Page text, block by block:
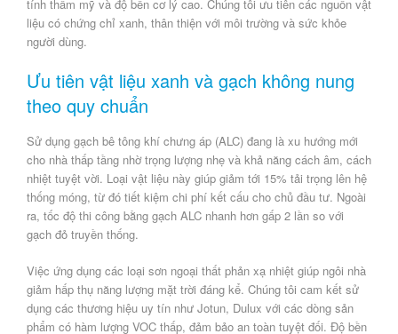
tính thẩm mỹ và độ bền cơ lý cao. Chúng tôi ưu tiên các nguồn vật
liệu có chứng chỉ xanh, thân thiện với môi trường và sức khỏe
người dùng.
Ưu tiên vật liệu xanh và gạch không nung
theo quy chuẩn
Sử dụng gạch bê tông khí chưng áp (ALC) đang là xu hướng mới
cho nhà thấp tầng nhờ trọng lượng nhẹ và khả năng cách âm, cách
nhiệt tuyệt vời. Loại vật liệu này giúp giảm tới 15% tải trọng lên hệ
thống móng, từ đó tiết kiệm chi phí kết cấu cho chủ đầu tư. Ngoài
ra, tốc độ thi công bằng gạch ALC nhanh hơn gấp 2 lần so với
gạch đỏ truyền thống.
Việc ứng dụng các loại sơn ngoại thất phản xạ nhiệt giúp ngôi nhà
giảm hấp thụ năng lượng mặt trời đáng kể. Chúng tôi cam kết sử
dụng các thương hiệu uy tín như Jotun, Dulux với các dòng sản
phẩm có hàm lượng VOC thấp, đảm bảo an toàn tuyệt đối. Độ bền